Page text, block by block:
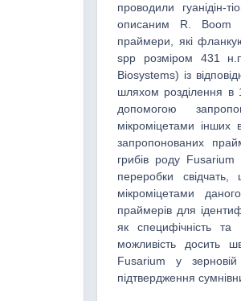
проводили гуанідін-
описаним R. Boom
праймери, які
spp розміром 431
Biosystems) із
шляхом розділення в
допомогою
мікроміцетами інших
запропонованих
грибів роду Fusarium
переробки
мікроміцетами
праймерів для
як специфічність
можливість досить
Fusarium у
підтвердження